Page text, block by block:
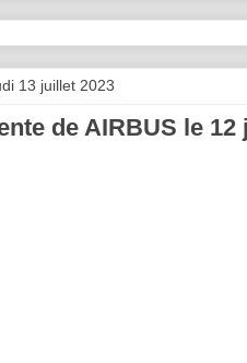
13 juillet 2023
de AIRBUS le 12